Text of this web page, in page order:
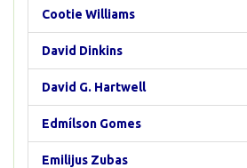
Cootie Williams
David Dinkins
David G. Hartwell
Edmílson Gomes
Emilijus Zubas